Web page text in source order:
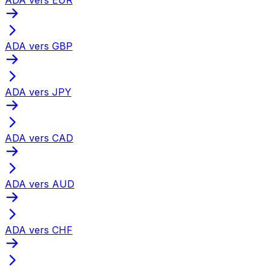
ADA vers GBP
ADA vers JPY
ADA vers CAD
ADA vers AUD
ADA vers CHF